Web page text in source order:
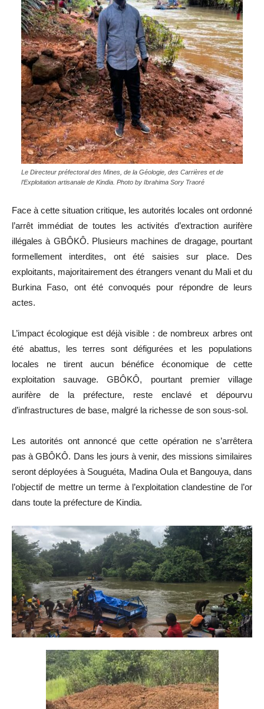
Le Directeur préfectoral des Mines, de la Géologie, des Carrières et de
l’Exploitation artisanale de Kindia. Photo by Ibrahima Sory Traoré
Face à cette situation critique, les autorités locales ont ordonné
l’arrêt immédiat de toutes les activités d’extraction aurifère
illégales à GBÔKÔ. Plusieurs machines de dragage, pourtant
formellement interdites, ont été saisies sur place. Des
exploitants, majoritairement des étrangers venant du Mali et du
Burkina Faso, ont été convoqués pour répondre de leurs
actes.
L’impact écologique est déjà visible : de nombreux arbres ont
été abattus, les terres sont défigurées et les populations
locales ne tirent aucun bénéfice économique de cette
exploitation sauvage. GBÔKÔ, pourtant premier village
aurifère de la préfecture, reste enclavé et dépourvu
d’infrastructures de base, malgré la richesse de son sous-sol.
Les autorités ont annoncé que cette opération ne s’arrêtera
pas à GBÔKÔ. Dans les jours à venir, des missions similaires
seront déployées à Souguéta, Madina Oula et Bangouya, dans
l’objectif de mettre un terme à l’exploitation clandestine de l’or
dans toute la préfecture de Kindia.